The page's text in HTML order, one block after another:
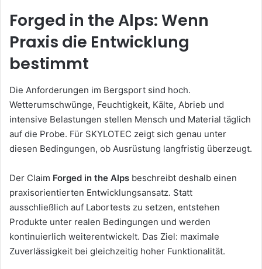
Forged in the Alps: Wenn
Praxis die Entwicklung
bestimmt
Die Anforderungen im Bergsport sind hoch.
Wetterumschwünge, Feuchtigkeit, Kälte, Abrieb und
intensive Belastungen stellen Mensch und Material täglich
auf die Probe. Für SKYLOTEC zeigt sich genau unter
diesen Bedingungen, ob Ausrüstung langfristig überzeugt.
Der Claim Forged in the Alps beschreibt deshalb einen
praxisorientierten Entwicklungsansatz. Statt
ausschließlich auf Labortests zu setzen, entstehen
Produkte unter realen Bedingungen und werden
kontinuierlich weiterentwickelt. Das Ziel: maximale
Zuverlässigkeit bei gleichzeitig hoher Funktionalität.